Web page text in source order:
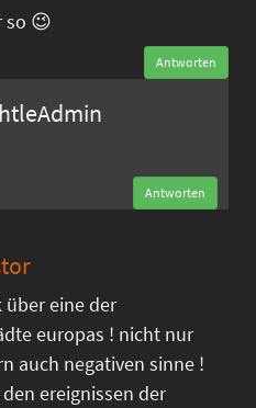
so 😉
Antworten
Antworten
eine der
europas ! nicht nur
auch negativen sinne !
ereignissen der